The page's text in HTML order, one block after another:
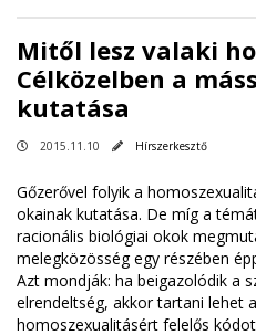
Mitől lesz valaki
Célközelben a
kutatása
2015.11.10 Hírszerkesztő
Gőzerővel folyik a
okainak kutatása. De míg a
racionális biológiai okok
melegközösség egy részében
Azt mondják: ha beigazolódik a
elrendeltség, akkor tartani lehet
homoszexualitásért felelős